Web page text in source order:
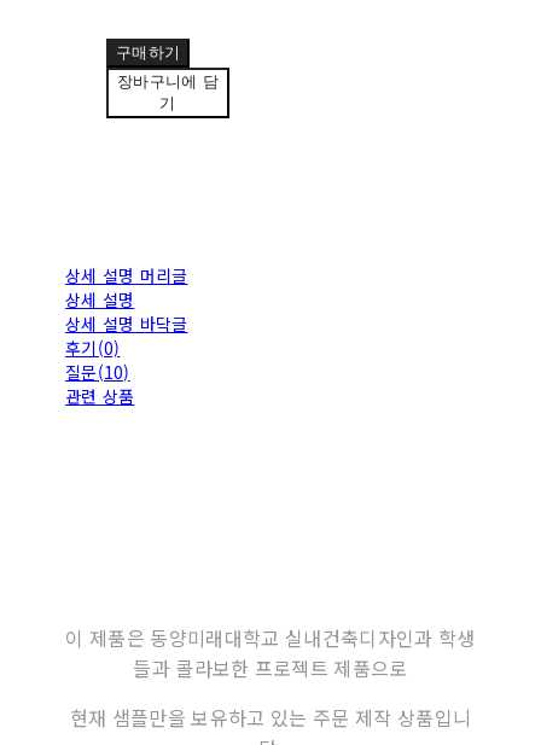
구매하기
장바구니에 담
기
상세 설명 머리글
상세 설명
상세 설명 바닥글
후기(0)
질문(10)
관련 상품
이 제품은 동양미래대학교 실내건축디자인과 학생
들과 콜라보한 프로젝트 제품으로
현재 샘플만을 보유하고 있는 주문 제작 상품입니